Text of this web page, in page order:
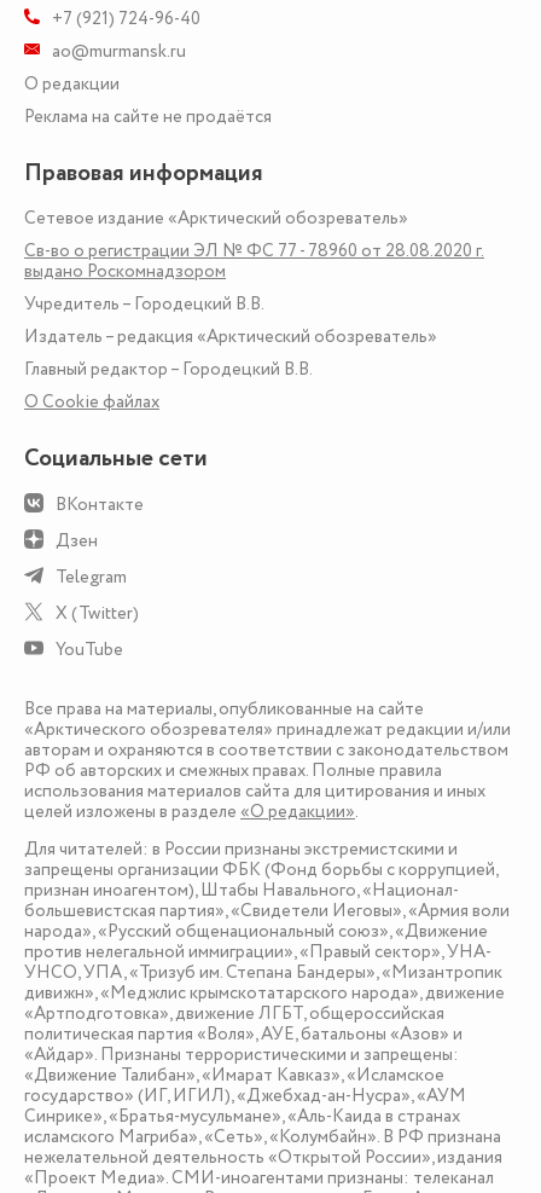
+7 (921) 724-96-40
ao@murmansk.ru
О редакции
Реклама на сайте не продаётся
Правовая информация
Сетевое издание «Арктический обозреватель»
Св-во о регистрации ЭЛ № ФС 77 - 78960 от 28.08.2020 г.
выдано Роскомнадзором
Учредитель – Городецкий В.В.
Издатель – редакция «Арктический обозреватель»
Главный редактор – Городецкий В.В.
О Сookie файлах
Социальные сети
ВКонтакте
Дзен
Telegram
X (Twitter)
YouTube
Все права на материалы, опубликованные на сайте
«Арктического обозревателя» принадлежат редакции и/или
авторам и охраняются в соответствии с законодательством
РФ об авторских и смежных правах. Полные правила
использования материалов сайта для цитирования и иных
целей изложены в разделе «О редакции».
Для читателей: в России признаны экстремистскими и
запрещены организации ФБК (Фонд борьбы с коррупцией,
признан иноагентом), Штабы Навального, «Национал-
большевистская партия», «Свидетели Иеговы», «Армия воли
народа», «Русский общенациональный союз», «Движение
против нелегальной иммиграции», «Правый сектор», УНА-
УНСО, УПА, «Тризуб им. Степана Бандеры», «Мизантропик
дивижн», «Меджлис крымскотатарского народа», движение
«Артподготовка», движение ЛГБТ, общероссийская
политическая партия «Воля», АУЕ, батальоны «Азов» и
«Айдар». Признаны террористическими и запрещены:
«Движение Талибан», «Имарат Кавказ», «Исламское
государство» (ИГ, ИГИЛ), «Джебхад-ан-Нусра», «АУМ
Синрике», «Братья-мусульмане», «Аль-Каида в странах
исламского Магриба», «Сеть», «Колумбайн». В РФ признана
нежелательной деятельность «Открытой России», издания
«Проект Медиа». СМИ-иноагентами признаны: телеканал